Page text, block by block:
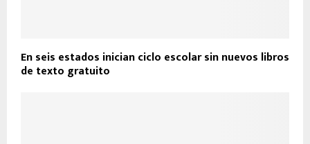
En seis estados inician ciclo escolar sin nuevos libros
de texto gratuito